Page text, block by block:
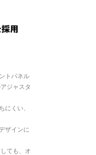
トパネル
ジャスタ
にくい、
ザインに
ても、オ